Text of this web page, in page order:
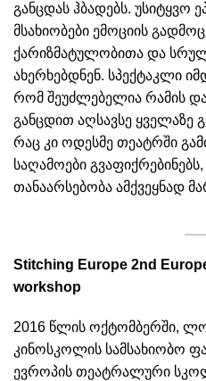
განცდას ჰბადებს. უსიტყვო
მსახიობები ემოციის
ქარიზმატულობითა და
ახერხებდნენ. სპექტაკლი
რომ შეუძლებელია რამის
განცდით აღსავსე ყველაზე
რაც კი ოდესმე თეატრში
საღამოები
თანაარსებობა ამქვეყნად
Stitching Europe 2nd
workshop
2016 წლის ოქტომბერში,
კინოსკოლის სამსახიობო
ევროპის თეატრალური